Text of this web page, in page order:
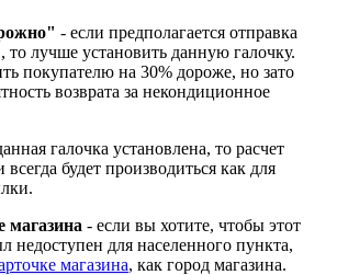
- если предполагается отправка
то лучше установить данную галочку.
покупателю на 30% дороже, но зато
возврата за некондиционное
галочка установлена, то расчет
будет производиться как для
магазина - если вы хотите, чтобы этот
недоступен для населенного пункта,
магазина, как город магазина.